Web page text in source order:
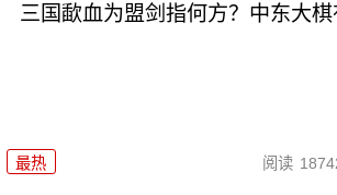
三国歃血为盟剑指何方？中东大棋
最热 阅读